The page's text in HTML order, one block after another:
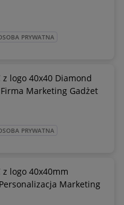
PRYWATNA
z logo 40x40 Diamond
Marketing Gadżet
PRYWATNA
z logo 40x40mm
Marketing